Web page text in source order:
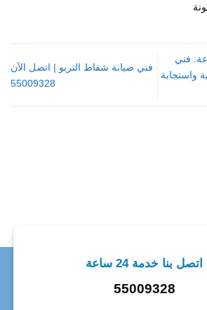
24 ساعة: فني
واستجابة
فني صيانة شفاط التربو | اتصل الآن
55009328
اتصل بنا خدمة 24 ساعة
55009328